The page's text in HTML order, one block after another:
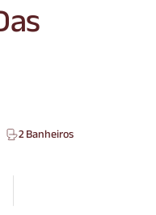
2 Banheiros